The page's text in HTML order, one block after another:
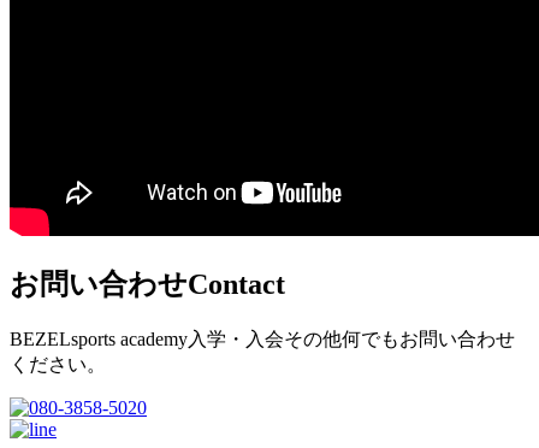
お問い合わせContact
BEZELsports academy入学・入会その他何でもお問い合わせ
ください。